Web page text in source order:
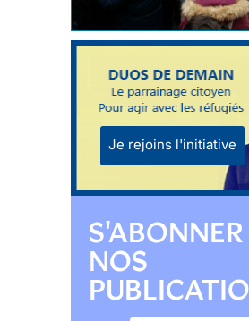
Je rejoins l'initiative
NOS